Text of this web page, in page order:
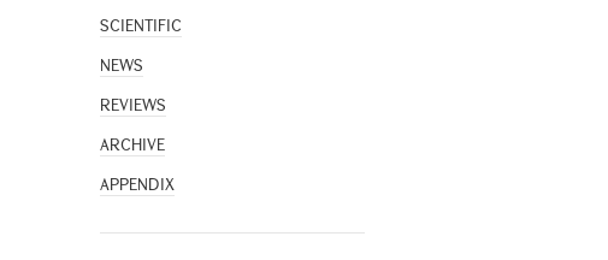
SCIENTIFIC
NEWS
REVIEWS
ARCHIVE
APPENDIX